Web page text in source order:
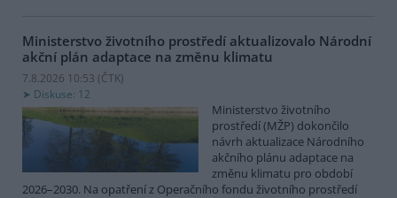
Ministerstvo životního prostředí aktualizovalo Národní
akční plán adaptace na změnu klimatu
7.8.2026 10:53 (ČTK)
Diskuse: 12
Ministerstvo životního
prostředí (MŽP) dokončilo
návrh aktualizace Národního
akčního plánu adaptace na
změnu klimatu pro období
2026–2030. Na opatření z Operačního fondu životního prostředí